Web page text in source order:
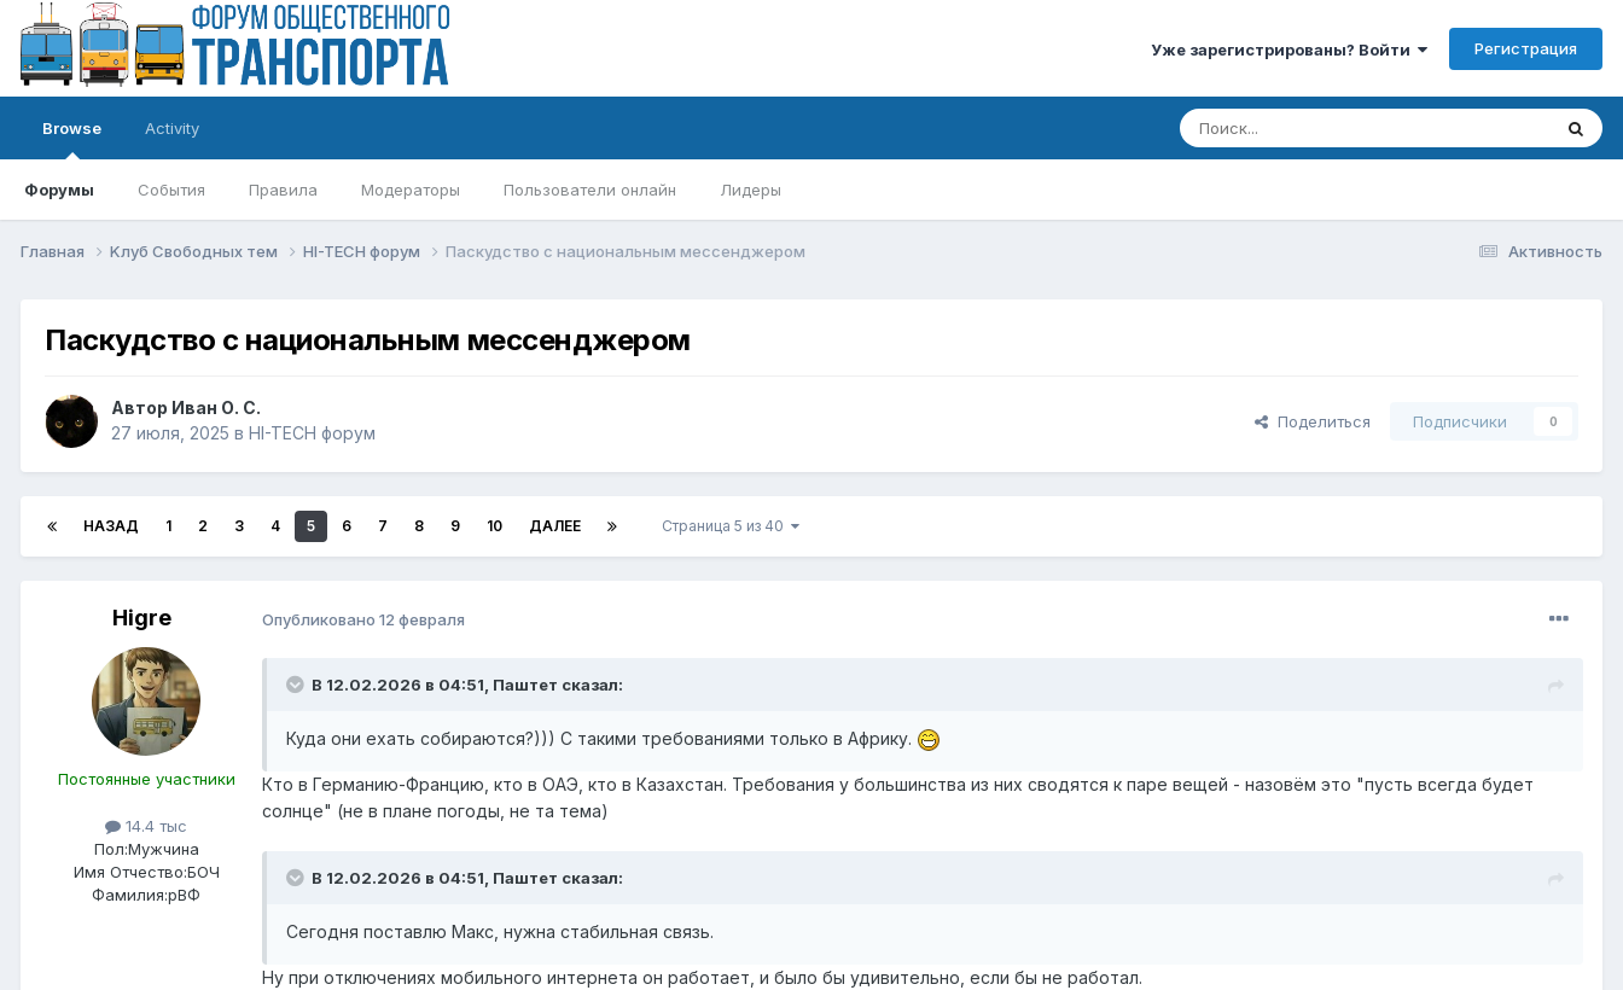
Уже зарегистрированы? Войти Регистрация
Browse
Форумы События Правила Модераторы Пользователи онлайн Лидеры
Activity
Активность
Главная Kлуб Свободных тем HI-TECH форум Паскудство с национальным мессенджером
Паскудство с национальным мессенджером
Автор Иван О. С.
27 июля, 2025 в HI-TECH форум
Поделиться Подписчики 0
НАЗАД 1 2 3 4 5 6 7 8 9 10 ДАЛЕЕ Страница 5 из 40
Higre
Постоянные участники
14.4 тыс
Пол:Мужчина
Имя Отчество:БОЧ
Фамилия:рВФ
Опубликовано 12 февраля
В 12.02.2026 в 04:51, Паштет сказал:
Куда они ехать собираются?))) С такими требованиями только в Африку.
Кто в Германию-Францию, кто в ОАЭ, кто в Казахстан. Требования у большинства из них сводятся к паре вещей - назовём это "пусть всегда будет
солнце" (не в плане погоды, не та тема)
В 12.02.2026 в 04:51, Паштет сказал:
Сегодня поставлю Макс, нужна стабильная связь.
Ну при отключениях мобильного интернета он работает, и было бы удивительно, если бы не работал.